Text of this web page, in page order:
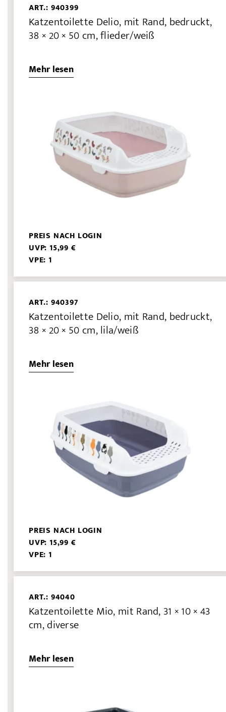
ART.: 940399
Katzentoilette Delio, mit Rand, bedruckt,
38 × 20 × 50 cm, flieder/weiß
Mehr lesen
PREIS NACH LOGIN
UVP: 15,99 €
VPE: 1
ART.: 940397
Katzentoilette Delio, mit Rand, bedruckt,
38 × 20 × 50 cm, lila/weiß
Mehr lesen
PREIS NACH LOGIN
UVP: 15,99 €
VPE: 1
ART.: 94040
Katzentoilette Mio, mit Rand, 31 × 10 × 43
cm, diverse
Mehr lesen